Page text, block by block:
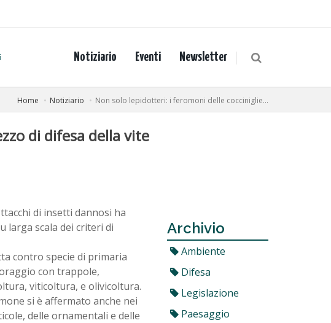
Notiziario Eventi Newsletter
Home Notiziario Non solo lepidotteri: i feromoni delle cocciniglie...
di difesa della vite
di insetti dannosi ha
larga scala dei criteri di
contro specie di primaria
con trappole,
viticoltura, e olivicoltura.
si è affermato anche nei
delle ornamentali e delle
Archivio
Ambiente
Difesa
Legislazione
Paesaggio